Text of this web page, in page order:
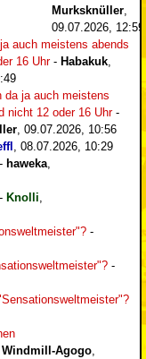
Murksknüller
09.07.2026, 12:59
auch meistens abends
16 Uhr- Habakuk
da ja auch meistens
nicht 12 oder 16 Uhr-
09.07.2026, 10:56
08.07.2026, 10:29
- haweka
- Knolli
-
-
Windmill-Agogo